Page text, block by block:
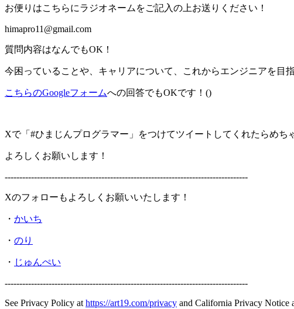
お便りはこちらにラジオネームをご記入の上お送りください！
himapro11@gmail.com
質問内容はなんでもOK！
今困っていることや、キャリアについて、これからエンジニアを目
こちらのGoogleフォームへの回答でもOKです！()
Xで「#ひまじんプログラマー」をつけてツイートしてくれたらめち
よろしくお願いします！
-----------------------------------------------------------------------------------
Xのフォローもよろしくお願いいたします！
・ かいち
・ のり
・ じゅんぺい
-----------------------------------------------------------------------------------
See Privacy Policy at https://art19.com/privacy and California Privacy Notice